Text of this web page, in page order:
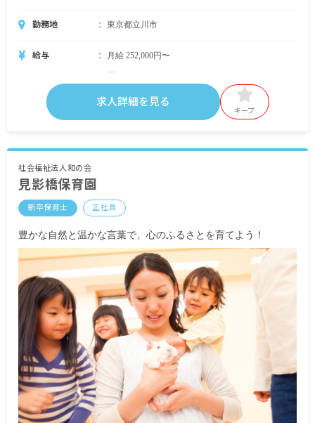
勤務地 東京都立川市
給与 月給 252,000円〜
・月給内訳
182,000円〜
施設手当 37,000円〜
賞与あり（（実績あり））
試用期間あり（3ヶ月（条件変更なし））
求人詳細を見る
キープ
社会福祉法人和の会
見影橋保育園
新卒保育士 正社員
豊かな自然と温かな言葉で、心のふるさとを育てよう！